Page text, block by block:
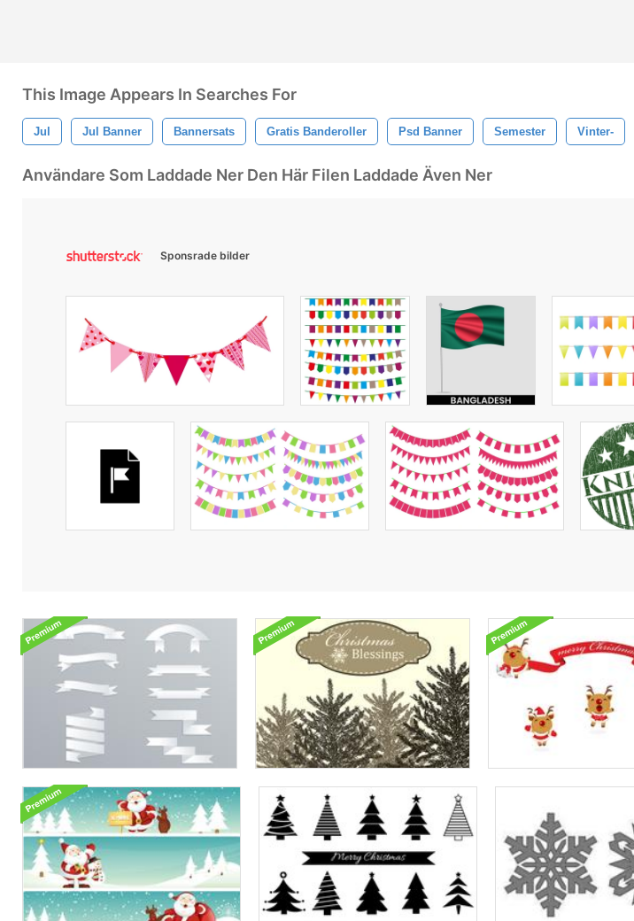
This Image Appears In Searches For
Jul Jul Banner Bannersats Gratis Banderoller Psd Banner Semester Vinter-
Användare Som Laddade Ner Den Här Filen Laddade Även Ner
Sponsrade bilder